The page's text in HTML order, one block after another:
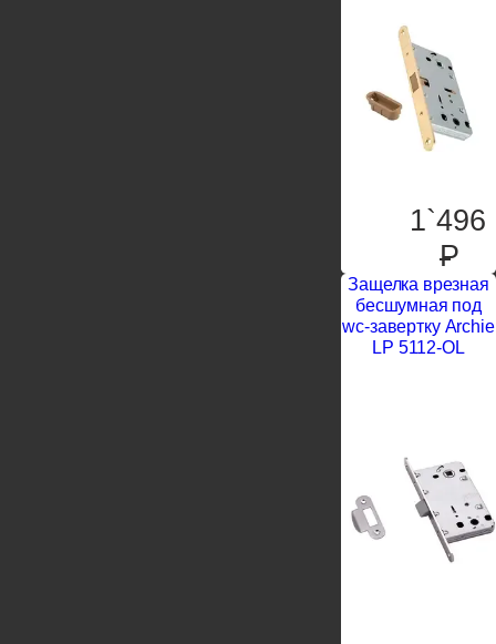
1`496
P
Защелка врезная
бесшумная под
wc-завертку Archie
LP 5112-OL